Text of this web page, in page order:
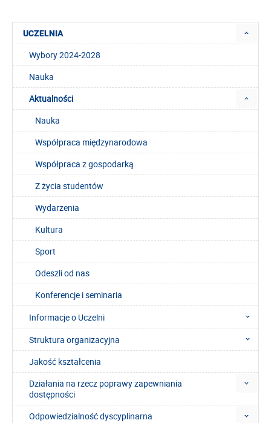
UCZELNIA
Wybory 2024-2028
Nauka
Aktualności
Nauka
Współpraca międzynarodowa
Współpraca z gospodarką
Z życia studentów
Wydarzenia
Kultura
Sport
Odeszli od nas
Konferencje i seminaria
Informacje o Uczelni
Struktura organizacyjna
Jakość kształcenia
Działania na rzecz poprawy zapewniania
dostępności
Odpowiedzialność dyscyplinarna